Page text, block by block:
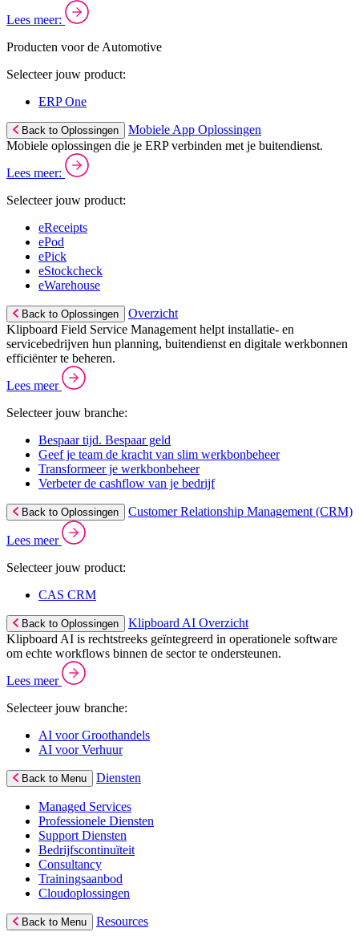
Lees meer:
Producten voor de Automotive
Selecteer jouw product:
ERP One
Back to Oplossingen
Mobiele App Oplossingen
Mobiele oplossingen die je ERP verbinden met je buitendienst.
Lees meer:
Selecteer jouw product:
eReceipts
ePod
ePick
eStockcheck
eWarehouse
Back to Oplossingen
Overzicht
Klipboard Field Service Management helpt installatie- en
servicebedrijven hun planning, buitendienst en digitale werkbonnen
efficiënter te beheren.
Lees meer
Selecteer jouw branche:
Bespaar tijd. Bespaar geld
Geef je team de kracht van slim werkbonbeheer
Transformeer je werkbonbeheer
Verbeter de cashflow van je bedrijf
Back to Oplossingen Customer Relationship Management (CRM)
Lees meer
Selecteer jouw product:
CAS CRM
Back to Oplossingen
Klipboard AI Overzicht
Klipboard AI is rechtstreeks geïntegreerd in operationele software
om echte workflows binnen de sector te ondersteunen.
Lees meer
Selecteer jouw branche:
AI voor Groothandels
AI voor Verhuur
Back to Menu Diensten
Managed Services
Professionele Diensten
Support Diensten
Bedrijfscontinuïteit
Consultancy
Trainingsaanbod
Cloudoplossingen
Back to Menu Resources